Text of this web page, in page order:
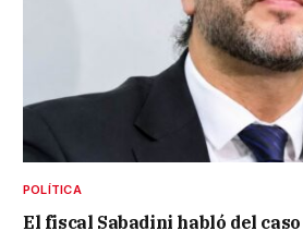
POLÍTICA
El fiscal Sabadini habló del caso